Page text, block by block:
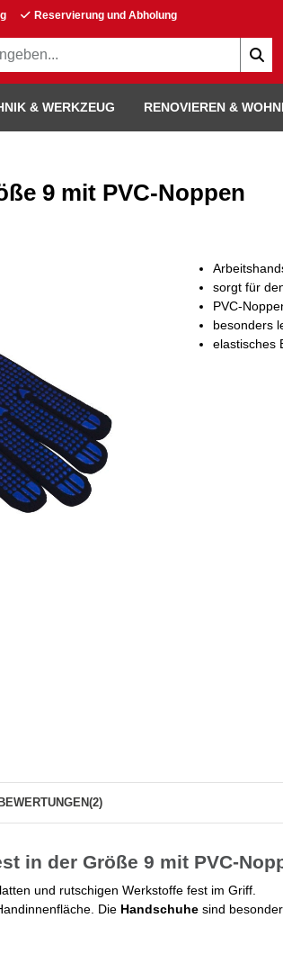
Reservierung und Abholung
& WERKZEUG RENOVIEREN &
9 mit PVC-Noppen
sorgt für
PVC-
besonders
elastisches
BEWERTUNGEN(2)
in der Größe 9 mit PVC-
und rutschigen Werkstoffe fest im Griff.
Die Handschuhe sind